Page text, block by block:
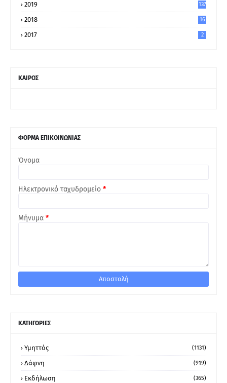
2019 137
2018 16
2017 2
ΚΑΙΡΟΣ
ΦΟΡΜΑ ΕΠΙΚΟΙΝΩΝΙΑΣ
Όνομα
Ηλεκτρονικό ταχυδρομείο *
Μήνυμα *
ΚΑΤΗΓΟΡΙΕΣ
Υμηττός (1131)
Δάφνη (919)
Εκδήλωση (365)